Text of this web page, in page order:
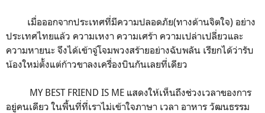
เมื่อออกจากประเทศที่มีความปลอดภัย(ทางด้านจิตใจ) อย่าง
ประเทศไทยแล้ว ความเหงา ความเศร้า ความเปล่าเปลี่ยวและ
ความหายนะ จึงได้เข้าจู่โจมพวงสร้ายอย่างฉับพลัน เรียกได้ว่ารับ
น้องใหม่ตั้งแต่ก้าวขาลงเครื่องบินกันเลยที่เดียว
MY BEST FRIEND IS ME แสดงให้เห็นถึงช่วงเวลาของการ
อยู่คนเดียว ในพื้นที่ที่เราไม่เข้าใจภาษา เวลา อาหาร วัฒนธรรม